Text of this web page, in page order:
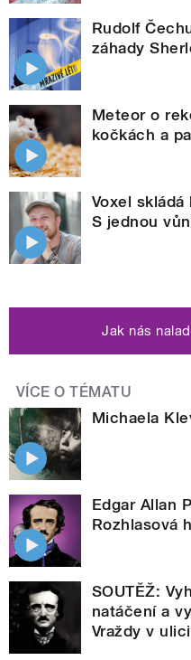
Rudolf
záhady
Meteor o
kočkách a
Voxel
S jednou
Jak nás
VÍCE O TÉMATU
Michaela
Edgar Allan
Rozhlasová
SOUTĚŽ:
natáčení a
Vraždy v